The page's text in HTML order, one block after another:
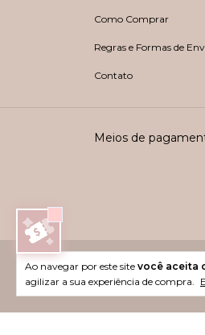
Ao navegar por este site você aceita
agilizar a sua experiência de compra.
Como Comprar
Regras e Formas de
Contato
Meios de
Copyright Dona lolla -